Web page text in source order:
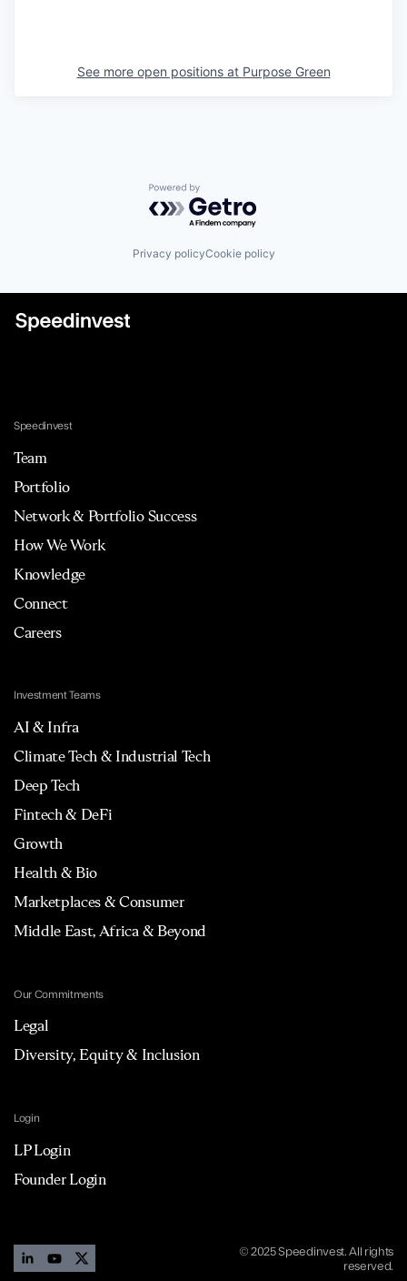
See more open positions at Purpose Green
Powered by Getro.com
Privacy policyCookie policy
Speedinvest
Team
Portfolio
Network & Portfolio Success
How We Work
Knowledge
Connect
Careers
Investment Teams
AI & Infra
Climate Tech & Industrial Tech
Deep Tech
Fintech & DeFi
Growth
Health & Bio
Marketplaces & Consumer
Middle East, Africa & Beyond
Our Commitments
Legal
Diversity, Equity & Inclusion
Login
LP Login
Founder Login
© 2025 Speedinvest. All rights
reserved.